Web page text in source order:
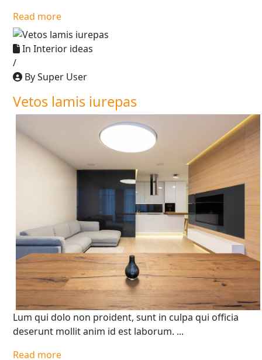
Read more
In Interior ideas
/
By Super User
Vetos lamis iurepas
Lum qui dolo non proident, sunt in culpa qui officia
deserunt mollit anim id est laborum. ...
Read more